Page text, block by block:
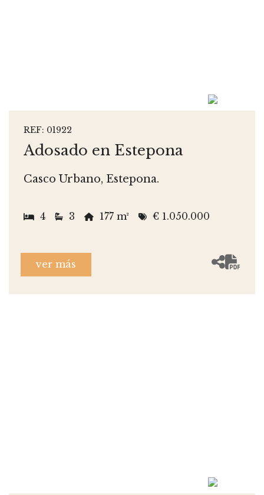
REF: 01922
Adosado en Estepona
Casco Urbano, Estepona.
4 3 177 m² € 1.050.000
ver más